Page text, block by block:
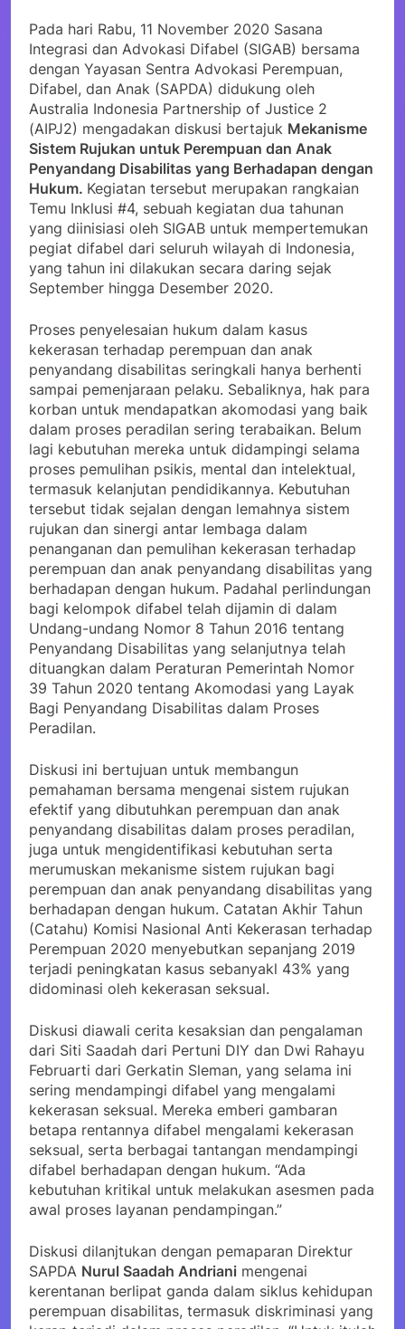
Pada hari Rabu, 11 November 2020 Sasana
Integrasi dan Advokasi Difabel (SIGAB) bersama
dengan Yayasan Sentra Advokasi Perempuan,
Difabel, dan Anak (SAPDA) didukung oleh
Australia Indonesia Partnership of Justice 2
(AIPJ2) mengadakan diskusi bertajuk Mekanisme
Sistem Rujukan untuk Perempuan dan Anak
Penyandang Disabilitas yang Berhadapan dengan
Hukum. Kegiatan tersebut merupakan rangkaian
Temu Inklusi #4, sebuah kegiatan dua tahunan
yang diinisiasi oleh SIGAB untuk mempertemukan
pegiat difabel dari seluruh wilayah di Indonesia,
yang tahun ini dilakukan secara daring sejak
September hingga Desember 2020.
Proses penyelesaian hukum dalam kasus
kekerasan terhadap perempuan dan anak
penyandang disabilitas seringkali hanya berhenti
sampai pemenjaraan pelaku. Sebaliknya, hak para
korban untuk mendapatkan akomodasi yang baik
dalam proses peradilan sering terabaikan. Belum
lagi kebutuhan mereka untuk didampingi selama
proses pemulihan psikis, mental dan intelektual,
termasuk kelanjutan pendidikannya. Kebutuhan
tersebut tidak sejalan dengan lemahnya sistem
rujukan dan sinergi antar lembaga dalam
penanganan dan pemulihan kekerasan terhadap
perempuan dan anak penyandang disabilitas yang
berhadapan dengan hukum. Padahal perlindungan
bagi kelompok difabel telah dijamin di dalam
Undang-undang Nomor 8 Tahun 2016 tentang
Penyandang Disabilitas yang selanjutnya telah
dituangkan dalam Peraturan Pemerintah Nomor
39 Tahun 2020 tentang Akomodasi yang Layak
Bagi Penyandang Disabilitas dalam Proses
Peradilan.
Diskusi ini bertujuan untuk membangun
pemahaman bersama mengenai sistem rujukan
efektif yang dibutuhkan perempuan dan anak
penyandang disabilitas dalam proses peradilan,
juga untuk mengidentifikasi kebutuhan serta
merumuskan mekanisme sistem rujukan bagi
perempuan dan anak penyandang disabilitas yang
berhadapan dengan hukum. Catatan Akhir Tahun
(Catahu) Komisi Nasional Anti Kekerasan terhadap
Perempuan 2020 menyebutkan sepanjang 2019
terjadi peningkatan kasus sebanyakl 43% yang
didominasi oleh kekerasan seksual.
Diskusi diawali cerita kesaksian dan pengalaman
dari Siti Saadah dari Pertuni DIY dan Dwi Rahayu
Februarti dari Gerkatin Sleman, yang selama ini
sering mendampingi difabel yang mengalami
kekerasan seksual. Mereka emberi gambaran
betapa rentannya difabel mengalami kekerasan
seksual, serta berbagai tantangan mendampingi
difabel berhadapan dengan hukum. “Ada
kebutuhan kritikal untuk melakukan asesmen pada
awal proses layanan pendampingan.”
Diskusi dilanjtukan dengan pemaparan Direktur
SAPDA Nurul Saadah Andriani mengenai
kerentanan berlipat ganda dalam siklus kehidupan
perempuan disabilitas, termasuk diskriminasi yang